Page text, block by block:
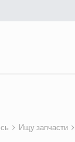
Ищу запчасти